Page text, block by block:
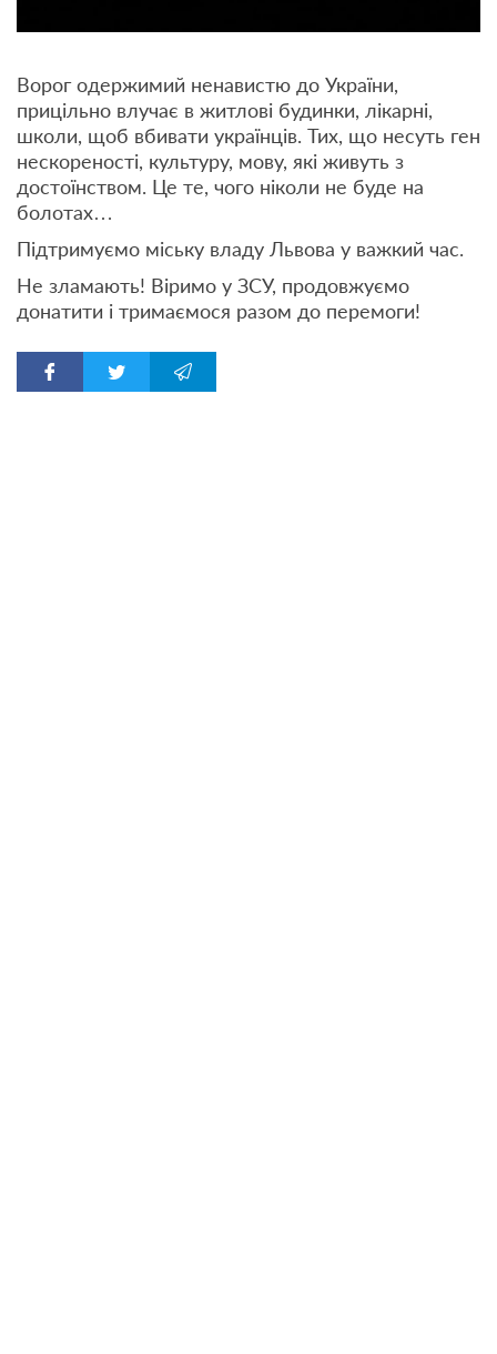
Ворог одержимий ненавистю до України,
прицільно влучає в житлові будинки, лікарні,
школи, щоб вбивати українців. Тих, що несуть ген
нескореності, культуру, мову, які живуть з
достоїнством. Це те, чого ніколи не буде на
болотах…
Підтримуємо міську владу Львова у важкий час.
Не зламають! Віримо у ЗСУ, продовжуємо
донатити і тримаємося разом до перемоги!